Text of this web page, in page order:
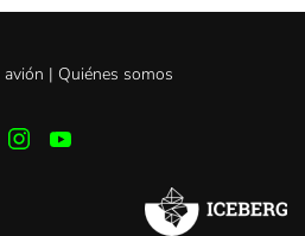
| Quiénes somos